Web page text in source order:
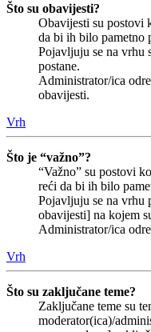
Što su obavijesti?
Obavijesti su postovi
da bi ih bilo pametno
Pojavljuju se na vrhu
postane.
Administrator/ica
obavijesti.
Vrh
Što je “važno”?
“Važno” su postovi
reći da bi ih bilo
Pojavljuju se na vrhu
obavijesti] na kojem
Administrator/ica
Vrh
Što su zaključane teme?
Zaključane teme su
moderator(ica)/